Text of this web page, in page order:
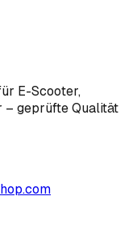
E-Scooter,
– geprüfte Qualität